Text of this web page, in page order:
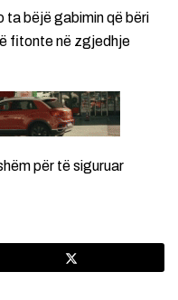
ta bëjë gabimin që bëri
fitonte në zgjedhje
për të siguruar